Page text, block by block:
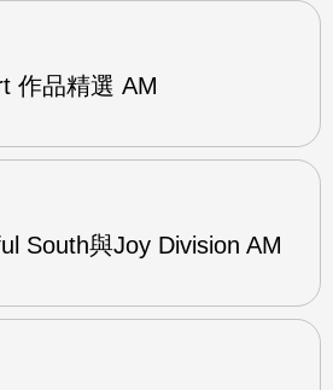
作品精選 AM
South與Joy Division AM